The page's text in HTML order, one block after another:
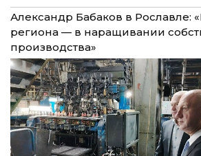
Александр Бабаков в Рославле:
региона — в наращивании
производства»